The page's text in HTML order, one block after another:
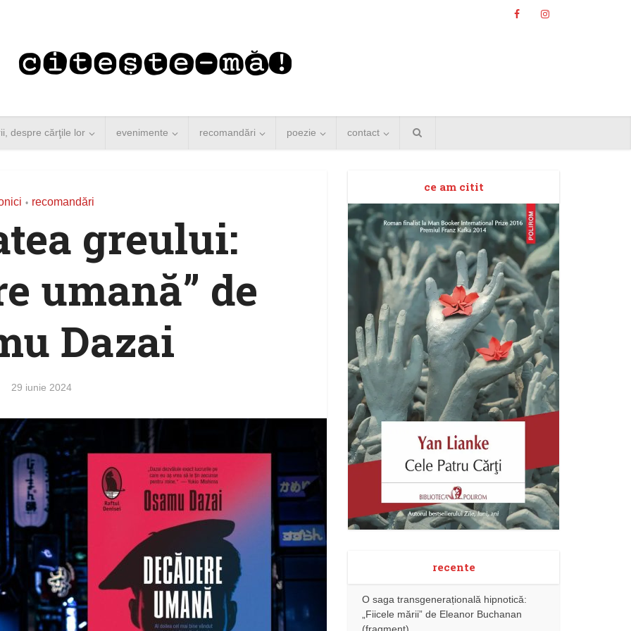
despre cărţile lor evenimente recomandări poezie contact
• recomandări
greului:
umană” de
Dazai
29 iunie 2024
ce am citit
recente
O saga transgenerațională hipnotică:
„Fiicele mării” de Eleanor Buchanan